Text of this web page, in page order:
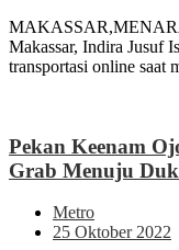
Makassar, Indira Jusuf
transportasi online
Pekan Keenam
Grab Menuju
Metro
25 Oktober 2022